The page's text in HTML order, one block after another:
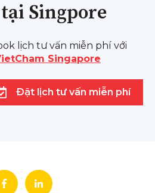
Singpore
lịch tư vấn miễn phí với
Singapore
Đặt lịch tư vấn miễn phí